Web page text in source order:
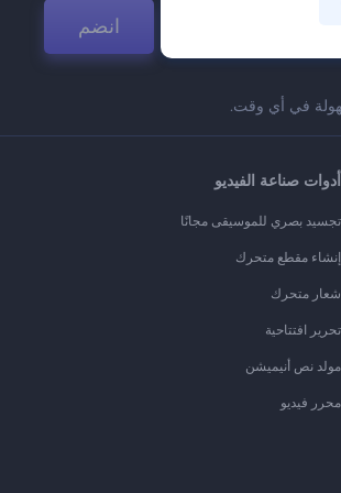
انضم
في أي وقت.
أدوات صناعة الفيديو
تجسيد بصري للموسيقى مجانًا
إنشاء مقطع متحرك
شعار متحرك
تحرير افتتاحية
مولد نص أنيميشن
محرر فيديو